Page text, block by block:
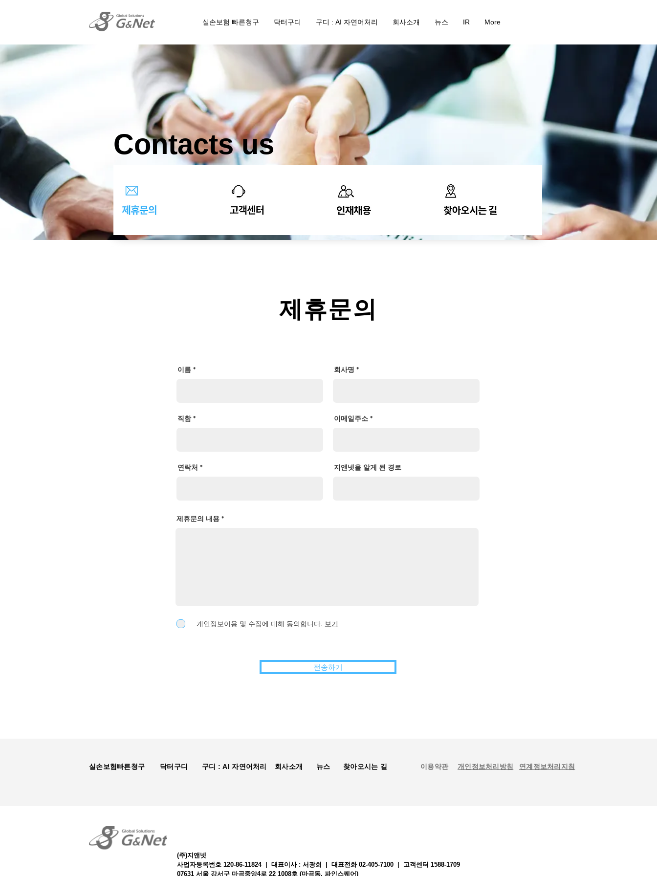
실손보험 빠른청구 닥터구디 구디 : AI 자연어처리 회사소개 뉴스 IR More
제휴문의
이름 회사명
직함 이메일주소
연락처 지앤넷을 알게 된 경로
제휴문의 내용
개인정보이용 및 수집에 대해 동의합니다. 보기
전송하기
Contacts us
​실손보험빠른청구 닥터구디 구디 : AI 자연어처리 뉴스
회사소개 찾아오시는 길 이용약관 연계정보처리지침
개인정보처리방침
(주)지앤넷
사업자등록번호 120-86-11824 | 대표이사 : 서광희 | 대표전화 02-405-7100 | 고객센터 1588-1709
07631 서울 강서구 마곡중앙4로 22 1008호 (마곡동, 파인스퀘어)